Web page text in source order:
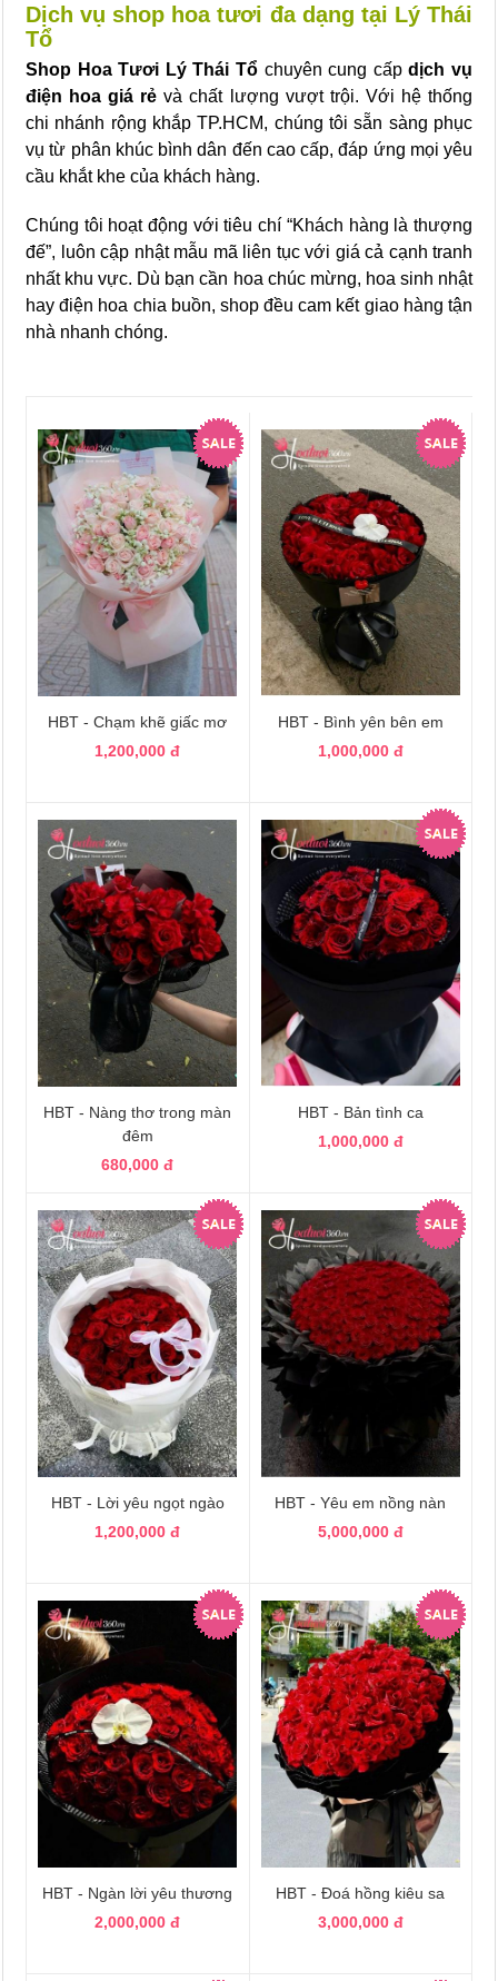
Dịch vụ shop hoa tươi đa dạng tại Lý Thái
Tổ
Shop Hoa Tươi Lý Thái Tổ chuyên cung cấpdịch vụ
điện hoa giá rẻ và chất lượng vượt trội. Với hệ thống
chi nhánh rộng khắp TP.HCM, chúng tôi sẵn sàng phục
vụ từ phân khúc bình dân đến cao cấp, đáp ứng mọi yêu
cầu khắt khe của khách hàng.
Chúng tôi hoạt động với tiêu chí “Khách hàng là thượng
đế”, luôn cập nhật mẫu mã liên tục với giá cả cạnh tranh
nhất khu vực. Dù bạn cần hoa chúc mừng, hoa sinh nhật
hay điện hoa chia buồn, shop đều cam kết giao hàng tận
nhà nhanh chóng.
HBT - Chạm khẽ giấc mơ
1,200,000 đ
HBT - Bình yên bên em
1,000,000 đ
HBT - Nàng thơ trong màn
đêm
680,000 đ
HBT - Bản tình ca
1,000,000 đ
HBT - Lời yêu ngọt ngào
1,200,000 đ
HBT - Yêu em nồng nàn
5,000,000 đ
HBT - Ngàn lời yêu thương
2,000,000 đ
HBT - Đoá hồng kiêu sa
3,000,000 đ